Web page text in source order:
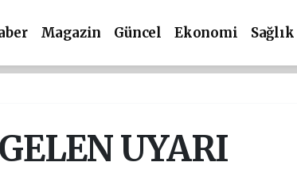
Magazin Güncel Ekonomi Sağlık
UYARI